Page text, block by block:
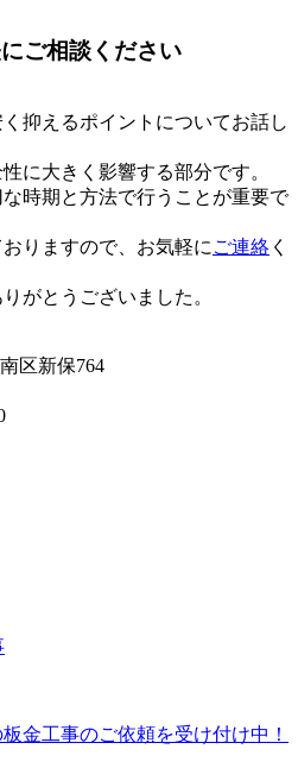
ご相談ください
抑えるポイントについてお話し
に大きく影響する部分です。
時期と方法で行うことが重要で
りますので、お気軽に ご連絡 く
がとうございました。
区新保764